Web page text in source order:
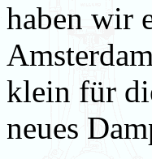
haben wir
klein für
neues